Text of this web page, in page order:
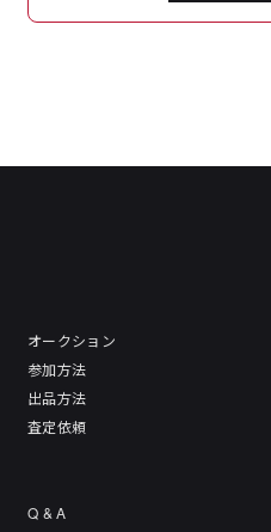
オークション
参加方法
出品方法
査定依頼
Q & A